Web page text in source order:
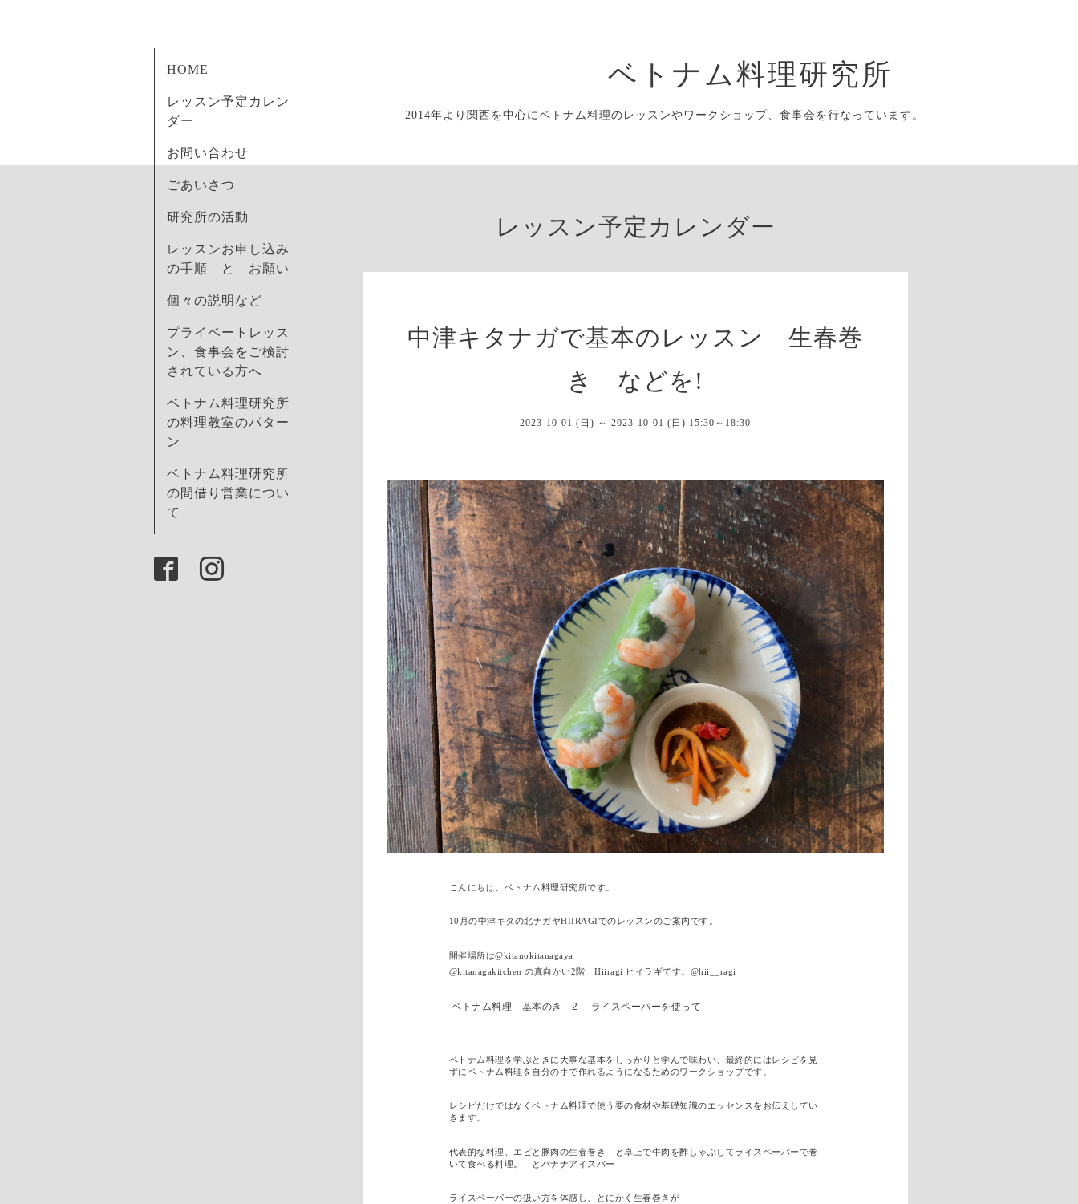
ベトナム料理研究所
2014年より関西を中心にベトナム料理のレッスンやワークショップ、食事会を行なっています。
HOME
レッスン予定カレン
ダー
お問い合わせ
ごあいさつ
研究所の活動
レッスンお申し込み
の手順 と お願い
個々の説明など
プライベートレッス
ン、食事会をご検討
されている方へ
ベトナム料理研究所
の料理教室のパター
ン
ベトナム料理研究所
の間借り営業につい
て
レッスン予定カレンダー
中津キタナガで基本のレッスン 生春巻
き などを!
2023-10-01 (日) ～ 2023-10-01 (日) 15:30～18:30
こんにちは、ベトナム料理研究所です。
10月の中津キタの北ナガヤHIIRAGIでのレッスンのご案内です。
開催場所は@kitanokitanagaya
@kitanagakitchen の真向かい2階 Hiiragi ヒイラギです。@hii__ragi
ベトナム料理 基本のき 2 ライスペーパーを使って
ベトナム料理を学ぶときに大事な基本をしっかりと学んで味わい、最終的にはレシピを見
ずにベトナム料理を自分の手で作れるようになるためのワークショップです。
レシピだけではなくベトナム料理で使う要の食材や基礎知識のエッセンスをお伝えしてい
きます。
代表的な料理、エビと豚肉の生春巻き と卓上で牛肉を酢しゃぶしてライスペーパーで巻
いて食べる料理。 とバナナアイスバー
ライスペーパーの扱い方を体感し、とにかく生春巻きが